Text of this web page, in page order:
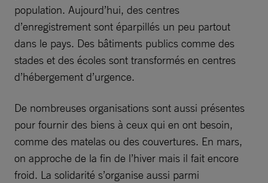
population. Aujourd’hui, des centres
d’enregistrement sont éparpillés un peu partout
dans le pays. Des bâtiments publics comme des
stades et des écoles sont transformés en centres
d’hébergement d’urgence.
De nombreuses organisations sont aussi présentes
pour fournir des biens à ceux qui en ont besoin,
comme des matelas ou des couvertures. En mars,
on approche de la fin de l’hiver mais il fait encore
froid. La solidarité s’organise aussi parmi